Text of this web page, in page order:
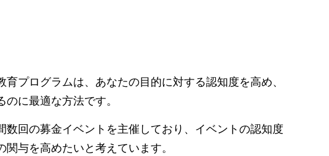
育プログラムは、あなたの目的に対する認知度を高め、
のに最適な方法です。
数回の募金イベントを主催しており、イベントの認知度
関与を高めたいと考えています。